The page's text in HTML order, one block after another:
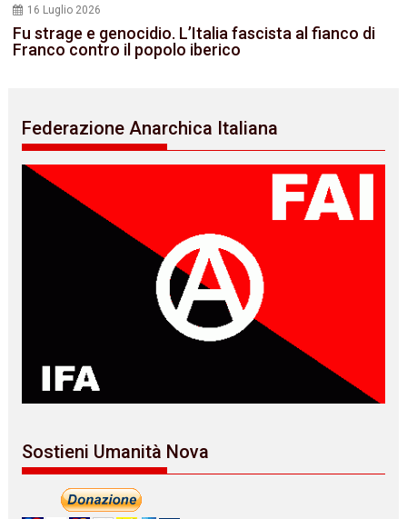
16 Luglio 2026
Fu strage e genocidio. L’Italia fascista al fianco di
Franco contro il popolo iberico
Federazione Anarchica Italiana
Sostieni Umanità Nova